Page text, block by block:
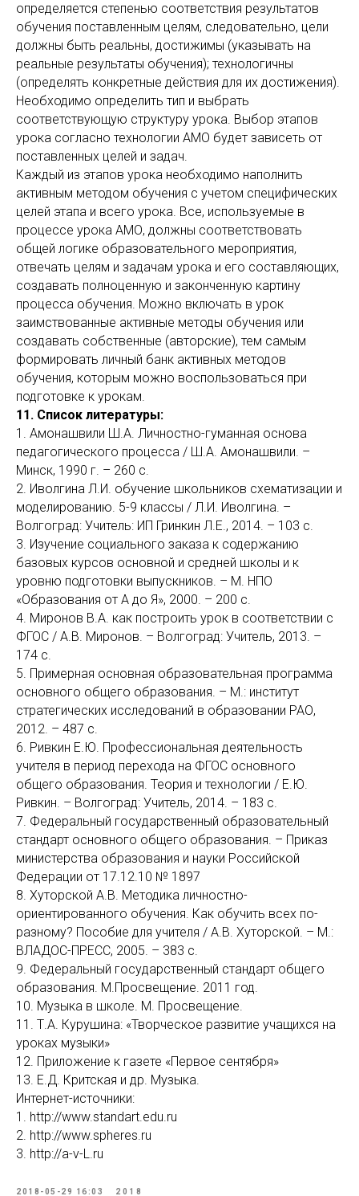
определяется степенью соответствия результатов
обучения поставленным целям, следовательно, цели
должны быть реальны, достижимы (указывать на
реальные результаты обучения); технологичны
(определять конкретные действия для их достижения).
Необходимо определить тип и выбрать
соответствующую структуру урока. Выбор этапов
урока согласно технологии АМО будет зависеть от
поставленных целей и задач.
Каждый из этапов урока необходимо наполнить
активным методом обучения с учетом специфических
целей этапа и всего урока. Все, используемые в
процессе урока АМО, должны соответствовать
общей логике образовательного мероприятия,
отвечать целям и задачам урока и его составляющих,
создавать полноценную и законченную картину
процесса обучения. Можно включать в урок
заимствованные активные методы обучения или
создавать собственные (авторские), тем самым
формировать личный банк активных методов
обучения, которым можно воспользоваться при
подготовке к урокам.
11. Список литературы:
1. Амонашвили Ш.А. Личностно-гуманная основа
педагогического процесса / Ш.А. Амонашвили. –
Минск, 1990 г. – 260 с.
2. Иволгина Л.И. обучение школьников схематизации и
моделированию. 5-9 классы / Л.И. Иволгина. –
Волгоград: Учитель: ИП Гринкин Л.Е., 2014. – 103 с.
3. Изучение социального заказа к содержанию
базовых курсов основной и средней школы и к
уровню подготовки выпускников. – М. НПО
«Образования от А до Я», 2000. – 200 с.
4. Миронов В.А. как построить урок в соответствии с
ФГОС / А.В. Миронов. – Волгоград: Учитель, 2013. –
174 с.
5. Примерная основная образовательная программа
основного общего образования. – М.: институт
стратегических исследований в образовании РАО,
2012. – 487 с.
6. Ривкин Е.Ю. Профессиональная деятельность
учителя в период перехода на ФГОС основного
общего образования. Теория и технологии / Е.Ю.
Ривкин. – Волгоград: Учитель, 2014. – 183 с.
7. Федеральный государственный образовательный
стандарт основного общего образования. – Приказ
министерства образования и науки Российской
Федерации от 17.12.10 № 1897
8. Хуторской А.В. Методика личностно-
ориентированного обучения. Как обучить всех по-
разному? Пособие для учителя / А.В. Хуторской. – М.:
ВЛАДОС-ПРЕСС, 2005. – 383 с.
9. Федеральный государственный стандарт общего
образования. М.Просвещение. 2011 год.
10. Музыка в школе. М. Просвещение.
11. Т.А. Курушина: «Творческое развитие учащихся на
уроках музыки»
12. Приложение к газете «Первое сентября»
13. Е.Д. Критская и др. Музыка.
Интернет-источники:
1. http://www.standart.edu.ru
2. http://www.spheres.ru
3. http://a-v-L.ru
2018-05-29 16:03 2018